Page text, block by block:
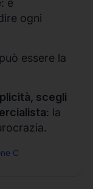
è
ogni
essere la
scegli
: la
C